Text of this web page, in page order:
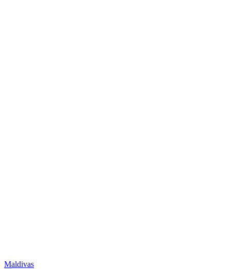
Maldivas